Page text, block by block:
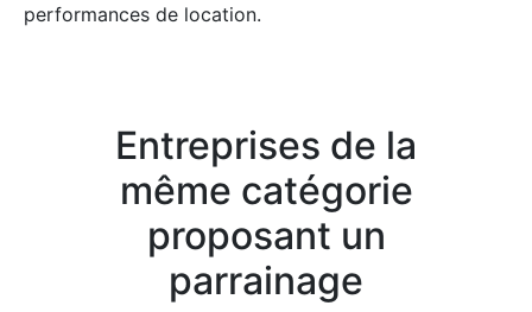
performances de location.
Entreprises de la
même catégorie
proposant un
parrainage